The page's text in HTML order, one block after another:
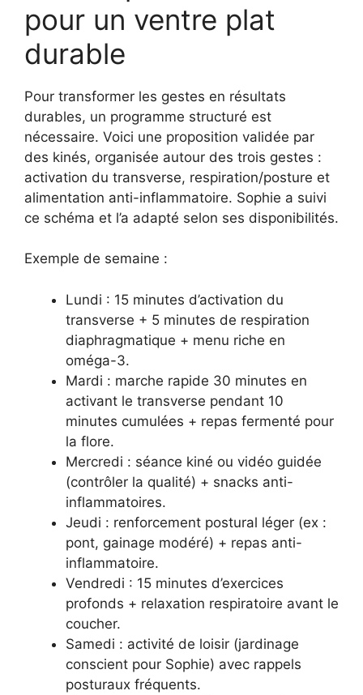
pour un ventre plat
durable
Pour transformer les gestes en résultats
durables, un programme structuré est
nécessaire. Voici une proposition validée par
des kinés, organisée autour des trois gestes :
activation du transverse, respiration/posture et
alimentation anti-inflammatoire. Sophie a suivi
ce schéma et l’a adapté selon ses disponibilités.
Exemple de semaine :
Lundi : 15 minutes d’activation du
transverse + 5 minutes de respiration
diaphragmatique + menu riche en
oméga-3.
Mardi : marche rapide 30 minutes en
activant le transverse pendant 10
minutes cumulées + repas fermenté pour
la flore.
Mercredi : séance kiné ou vidéo guidée
(contrôler la qualité) + snacks anti-
inflammatoires.
Jeudi : renforcement postural léger (ex :
pont, gainage modéré) + repas anti-
inflammatoire.
Vendredi : 15 minutes d’exercices
profonds + relaxation respiratoire avant le
coucher.
Samedi : activité de loisir (jardinage
conscient pour Sophie) avec rappels
posturaux fréquents.